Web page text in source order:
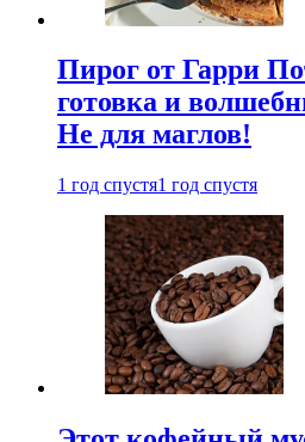
Пирог от Гарри
готовка и
Не для маглов!
1 год спустя1 год спустя